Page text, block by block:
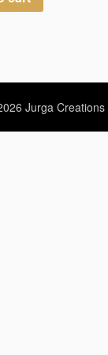
Jurga Creations